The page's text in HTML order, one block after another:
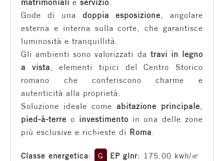
matrimoniali eservizio.
Gode di una doppia esposizione, angolare
esterna e interna sulla corte, che garantisce
luminosità e tranquillità.
Gli ambienti sono valorizzati da travi in legno
a vista, elementi tipici del Centro Storico
romano che conferiscono charme e
autenticità alla proprietà.
Soluzione ideale come abitazione principale,
pied-à-terre o investimento in una delle zone
più esclusive e richieste di Roma.
Classe energetica: G EP glnr: 175.00 kwh/㎡
Commerciali
Prezzo